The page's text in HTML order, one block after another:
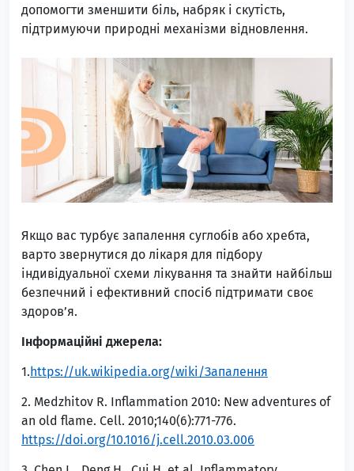
допомогти зменшити біль, набряк і скутість,
підтримуючи природні механізми відновлення.
Якщо вас турбує запалення суглобів або хребта,
варто звернутися до лікаря для підбору
індивідуальної схеми лікування та знайти найбільш
безпечний і ефективний спосіб підтримати своє
здоров’я.
Інформаційні джерела:
1. https://uk.wikipedia.org/wiki/Запалення
2. Medzhitov R. Inflammation 2010: New adventures of
an old flame. Cell. 2010;140(6):771-776.
https://doi.org/10.1016/j.cell.2010.03.006